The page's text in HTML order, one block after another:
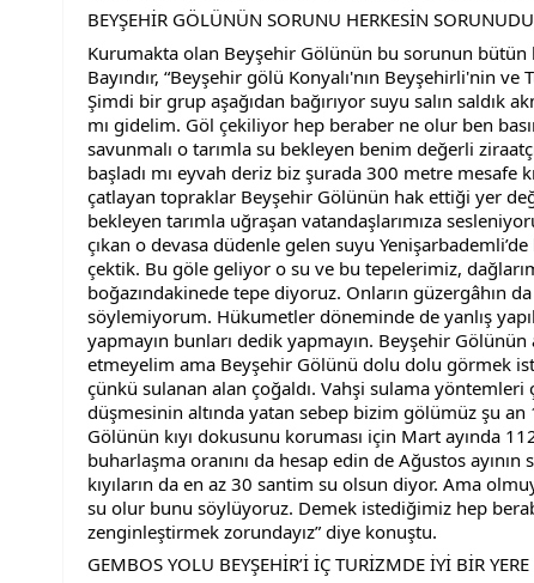
BEYŞEHİR GÖLÜNÜN SORUNU HERKESİN
Kurumakta olan Beyşehir Gölünün bu sorunun bütün
Bayındır, “Beyşehir gölü Konyalı'nın Beyşehirli'nin
Şimdi bir grup aşağıdan bağırıyor suyu salın saldık
mı gidelim. Göl çekiliyor hep beraber ne olur ben
savunmalı o tarımla su bekleyen benim değerli
başladı mı eyvah deriz biz şurada 300 metre mesafe
çatlayan topraklar Beyşehir Gölünün hak ettiği yer
bekleyen tarımla uğraşan vatandaşlarımıza
çıkan o devasa düdenle gelen suyu
çektik. Bu göle geliyor o su ve bu tepelerimiz,
boğazındakinede tepe diyoruz. Onların güzergâhın
söylemiyorum. Hükumetler döneminde de yanlış
yapmayın bunları dedik yapmayın. Beyşehir
etmeyelim ama Beyşehir Gölünü dolu dolu görmek
çünkü sulanan alan çoğaldı. Vahşi sulama yöntemleri
düşmesinin altında yatan sebep bizim gölümüz şu
Gölünün kıyı dokusunu koruması için Mart ayında
buharlaşma oranını da hesap edin de Ağustos
kıyıların da en az 30 santim su olsun diyor. Ama
su olur bunu söylüyoruz. Demek istediğimiz hep
zenginleştirmek zorundayız” diye konuştu.
GEMBOS YOLU BEYŞEHİR’İ İÇ TURİZMDE İYİ BİR YERE